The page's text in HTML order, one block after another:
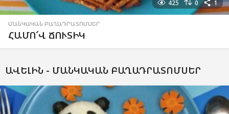
425 0 1
ՄԱՆԿԱԿԱՆ ԲԱՂԱԴՐԱՏՈՄՍԵՐ
ՀԱՄՈ՜Վ ՃՈՒՏԻԿ
ԱՎԵԼԻՆ - ՄԱՆԿԱԿԱՆ ԲԱՂԱԴՐԱՏՈՄՍԵՐ